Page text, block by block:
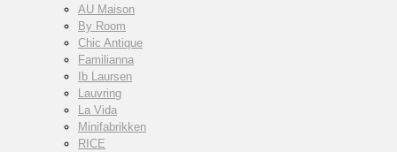
AU Maison
By Room
Chic Antique
Familianna
Ib Laursen
Lauvring
La Vida
Minifabrikken
RICE